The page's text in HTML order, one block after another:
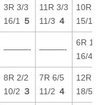
3R 3/3
16/1
５
11R 3/3
11/3 ４
10R 5/
15/1
———- ———-
6R 1/1
16/4
8R 2/2
10/2 ３
7R 6/5
11/2 ４
12R 2/
18/5